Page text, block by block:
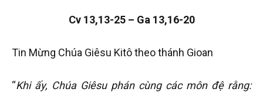
Cv 13,13-25 – Ga 13,16-20
Tin Mừng Chúa Giêsu Kitô theo thánh Gioan
“Khi ấy, Chúa Giêsu phán cùng các môn đệ rằng: